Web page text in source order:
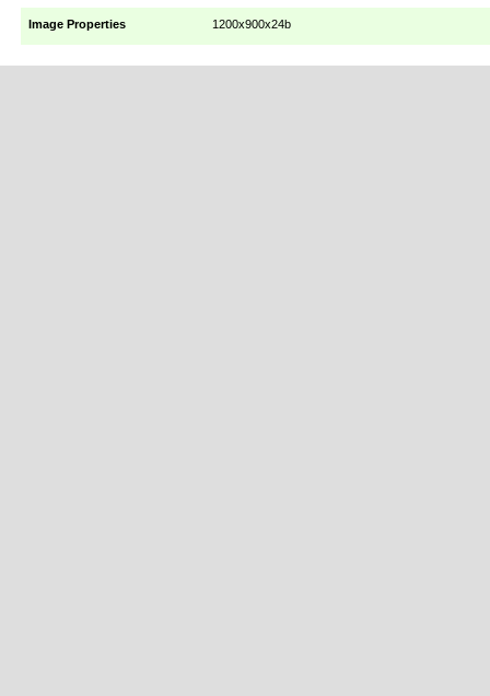
Image Properties 1200x900x24b